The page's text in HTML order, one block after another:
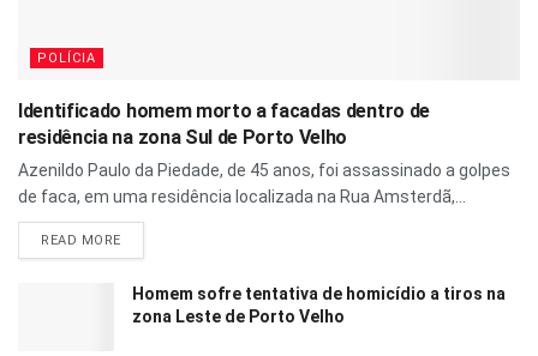
POLÍCIA
Identificado homem morto a facadas dentro de
residência na zona Sul de Porto Velho
Azenildo Paulo da Piedade, de 45 anos, foi assassinado a golpes
de faca, em uma residência localizada na Rua Amsterdã,...
READ MORE
Homem sofre tentativa de homicídio a tiros na
zona Leste de Porto Velho